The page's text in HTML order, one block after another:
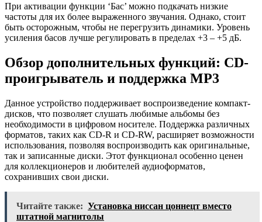
При активации функции ‘Бас’ можно подкачать низкие
частоты для их более выраженного звучания. Однако, стоит
быть осторожным, чтобы не перегрузить динамики. Уровень
усиления басов лучше регулировать в пределах +3 – +5 дБ.
Обзор дополнительных функций: CD-
проигрыватель и поддержка MP3
Данное устройство поддерживает воспроизведение компакт-
дисков, что позволяет слушать любимые альбомы без
необходимости в цифровом носителе. Поддержка различных
форматов, таких как CD-R и CD-RW, расширяет возможности
использования, позволяя воспроизводить как оригинальные,
так и записанные диски. Этот функционал особенно ценен
для коллекционеров и любителей аудиоформатов,
сохранивших свои диски.
Читайте также: Установка ниссан цоннецт вместо
штатной магнитолы